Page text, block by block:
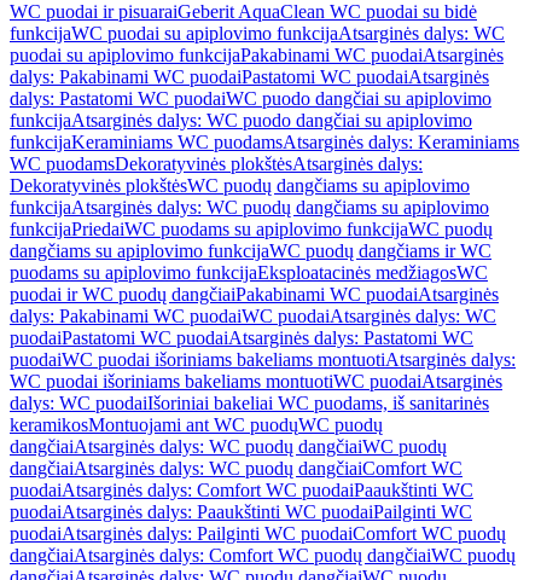
WC puodai ir pisuaraiGeberit AquaClean WC puodai su bidė
funkcijaWC puodai su apiplovimo funkcijaAtsarginės dalys: WC
puodai su apiplovimo funkcijaPakabinami WC puodaiAtsarginės
dalys: Pakabinami WC puodaiPastatomi WC puodaiAtsarginės
dalys: Pastatomi WC puodaiWC puodo dangčiai su apiplovimo
funkcijaAtsarginės dalys: WC puodo dangčiai su apiplovimo
funkcijaKeraminiams WC puodamsAtsarginės dalys: Keraminiams
WC puodamsDekoratyvinės plokštėsAtsarginės dalys:
Dekoratyvinės plokštėsWC puodų dangčiams su apiplovimo
funkcijaAtsarginės dalys: WC puodų dangčiams su apiplovimo
funkcijaPriedaiWC puodams su apiplovimo funkcijaWC puodų
dangčiams su apiplovimo funkcijaWC puodų dangčiams ir WC
puodams su apiplovimo funkcijaEksploatacinės medžiagosWC
puodai ir WC puodų dangčiaiPakabinami WC puodaiAtsarginės
dalys: Pakabinami WC puodaiWC puodaiAtsarginės dalys: WC
puodaiPastatomi WC puodaiAtsarginės dalys: Pastatomi WC
puodaiWC puodai išoriniams bakeliams montuotiAtsarginės dalys:
WC puodai išoriniams bakeliams montuotiWC puodaiAtsarginės
dalys: WC puodaiIšoriniai bakeliai WC puodams, iš sanitarinės
keramikosMontuojami ant WC puodųWC puodų
dangčiaiAtsarginės dalys: WC puodų dangčiaiWC puodų
dangčiaiAtsarginės dalys: WC puodų dangčiaiComfort WC
puodaiAtsarginės dalys: Comfort WC puodaiPaaukštinti WC
puodaiAtsarginės dalys: Paaukštinti WC puodaiPailginti WC
puodaiAtsarginės dalys: Pailginti WC puodaiComfort WC puodų
dangčiaiAtsarginės dalys: Comfort WC puodų dangčiaiWC puodų